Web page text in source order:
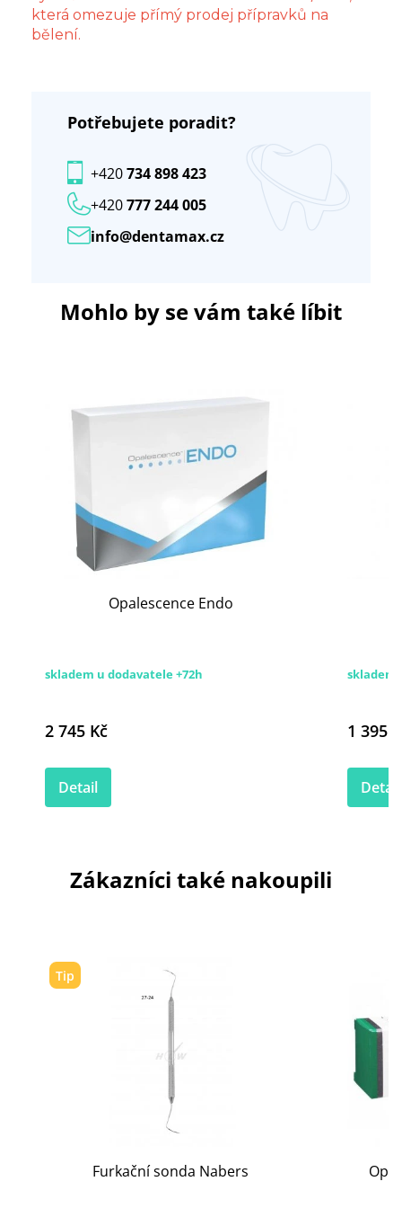
která omezuje přímý prodej přípravků na
bělení.
Potřebujete poradit?
info@dentamax.cz
+420777 244 005
+420734 898 423
Mohlo by se vám také líbit
Opalescence Endo
skladem u dodavatele +72h
2 745 Kč
Detail
skladem
1 395
Detail
Zákazníci také nakoupili
Tip
Furkační sonda Nabers